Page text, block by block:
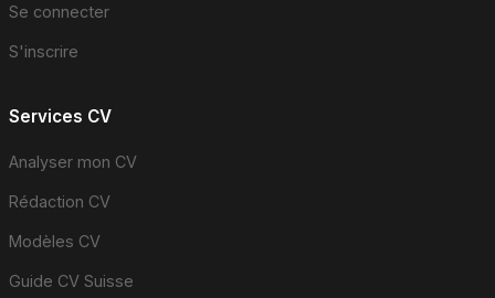
Se connecter
S'inscrire
Services CV
Analyser mon CV
Rédaction CV
Modèles CV
Guide CV Suisse